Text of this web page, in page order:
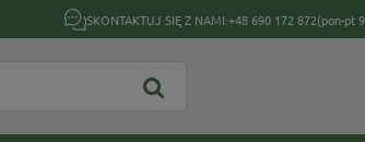
SKONTAKTUJ SIĘ Z NAMI:+48 690 172 872(pon-pt